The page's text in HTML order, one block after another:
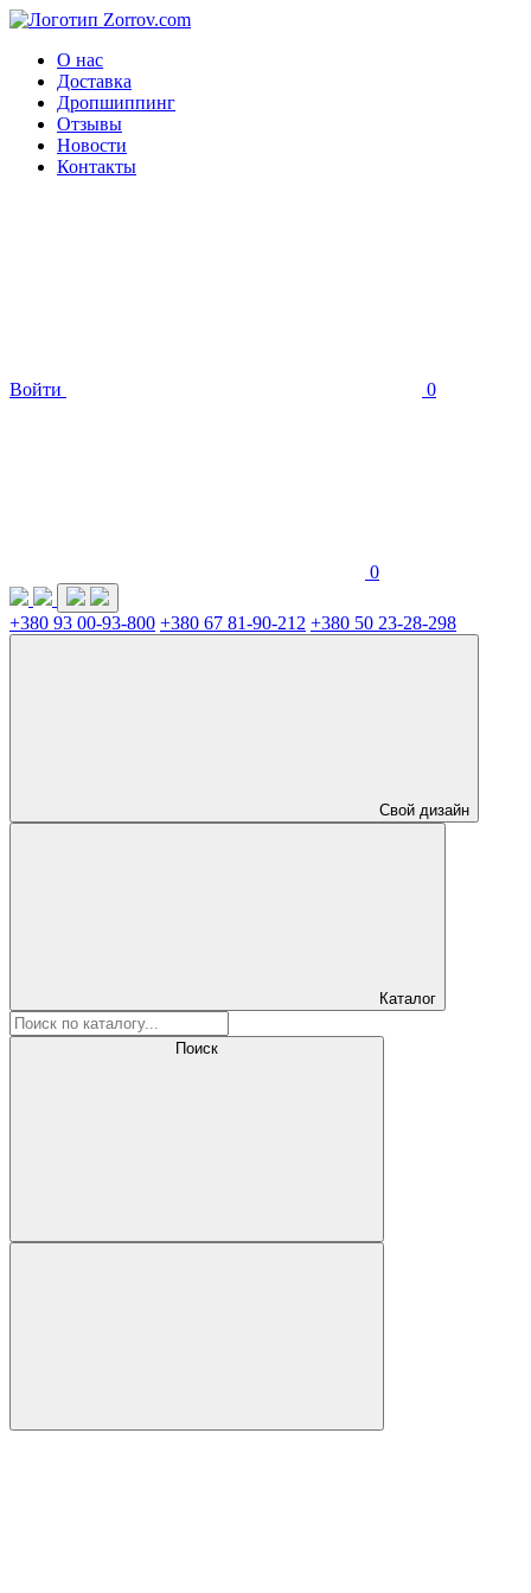
О нас
Доставка
Дропшиппинг
Отзывы
Новости
Контакты
Войти 0
0
+380 93 00-93-800 +380 67 81-90-212 +380 50 23-28-298
Свой дизайн
Каталог
Поиск